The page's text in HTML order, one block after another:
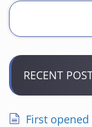
RECENT
First